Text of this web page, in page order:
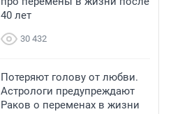
40 лет
30 432
Потеряют голову от любви.
Астрологи предупреждают
Раков о переменах в жизни